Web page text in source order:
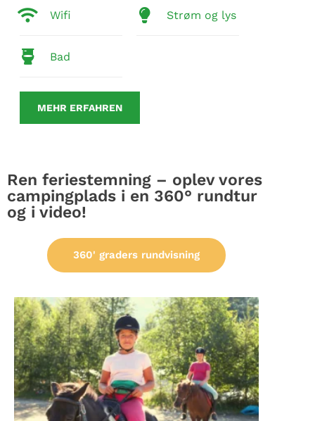
Wifi Strøm og lys
Bad
MEHR ERFAHREN
Ren feriestemning – oplev vores
campingplads i en 360° rundtur
og i video!
360' graders rundvisning